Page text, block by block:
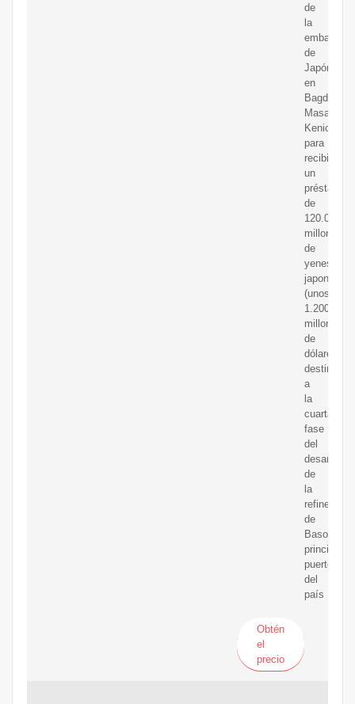
de
la
embajada
de
Japón
en
Bagdad,
Masamoto
Kenichi,
para
recibir
un
préstamo
de
120.000
millones
de
yenes
japonenes
(unos
1.200
millones
de
dólares)
destinado
a
la
cuarta
fase
del
desarrollo
de
la
refinería
de
Basora,
principal
puerto
del
país
Obtén
el
precio